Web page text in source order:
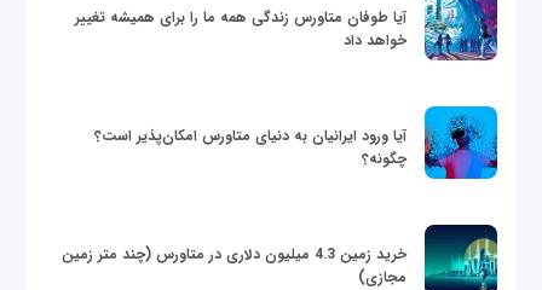
آیا طوفان متاورس زندگی همه ما را برای همیشه تغییر
خواهد داد
آیا ورود ایرانیان به دنیای متاورس امکان‌پذیر است؟
چگونه؟
خرید زمین 4.3 میلیون دلاری در متاورس (چند متر زمین
مجازی)